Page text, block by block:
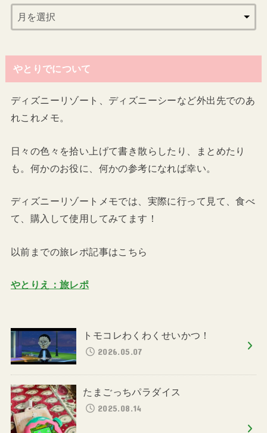
やとりでについて
ディズニーリゾート、ディズニーシーなど外出先でのあ
れこれメモ。
日々の色々を拾い上げて書き散らしたり、まとめたり
も。何かのお役に、何かの参考になれば幸い。
ディズニーリゾートメモでは、実際に行って見て、食べ
て、購入して使用してみてます！
以前までの旅レポ記事はこちら
やとりえ：旅レポ
トモコレわくわくせいかつ！
2026.05.07
たまごっちパラダイス
2025.08.14